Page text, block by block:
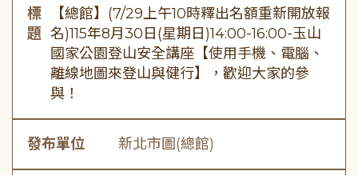
標
題
【總館】(7/29上午10時釋出名額重新開放報
名)115年8月30日(星期日)14:00-16:00-玉山
國家公園登山安全講座【使用手機、電腦、
離線地圖來登山與健行】，歡迎大家的參
與！
發布單位 新北市圖(總館)